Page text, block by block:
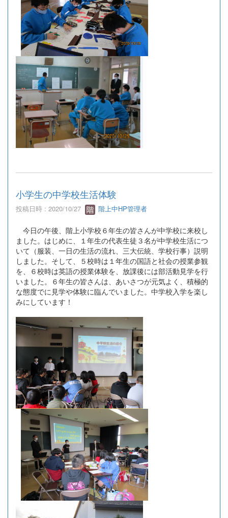
小学生の中学校生活体験
投稿日時 : 2020/10/27 階上中HP管理者
今日の午後、階上小学校６年生の皆さんが中学校に来校し
ました。はじめに、１年生の代表生徒３名が中学校生活につ
いて（服装、一日の生活の流れ、三大伝統、学校行事）説明
しました。そして、５校時は１年生の国語と社会の授業参観
を、６校時は英語の授業体験を、放課後には部活動見学を行
いました。６年生の皆さんは、あいさつが元気よく、積極的
な態度でに見学や体験に臨んでいました。中学校入学を楽し
みにしています！